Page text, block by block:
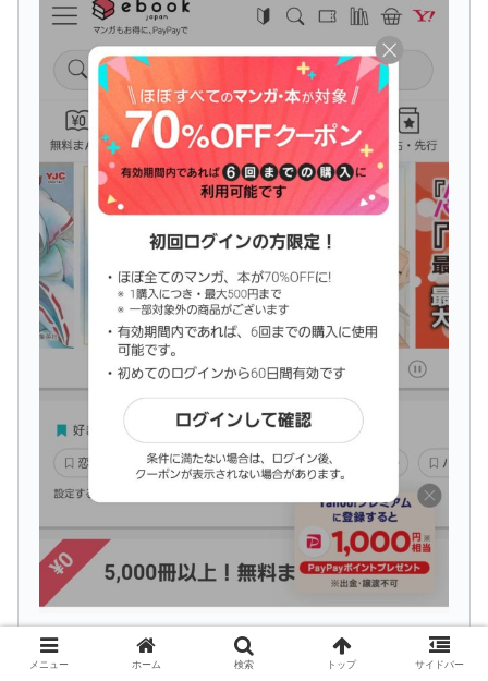
メニュー ホーム 検索 トップ サイドバー